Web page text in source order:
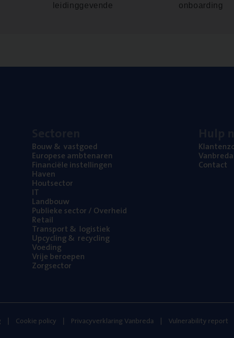
leidinggevende
onboarding
Bouw& vastgoed
Euro­pe­se ambtenaren
Finan­ci­ë­le instellingen
Haven
Hout­sec­tor
IT
Land­bouw
Publie­ke sec­tor / Overheid
Retail
Trans­port& logistiek
Upcy­cling& recycling
Voe­ding
Vrije beroe­pen
Zorg­sec­tor
Con­tact
Cookie policy Privacyverklaring Vanbreda Vulnerability report